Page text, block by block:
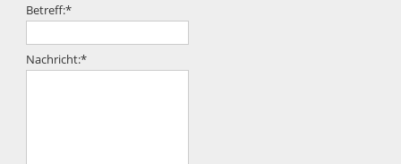
Betreff:*
Nachricht:*